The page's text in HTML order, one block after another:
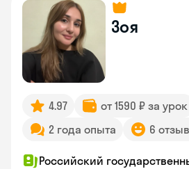
Зоя
4.97
от 1590 ₽ за урок
2 года опыта
6
Российский